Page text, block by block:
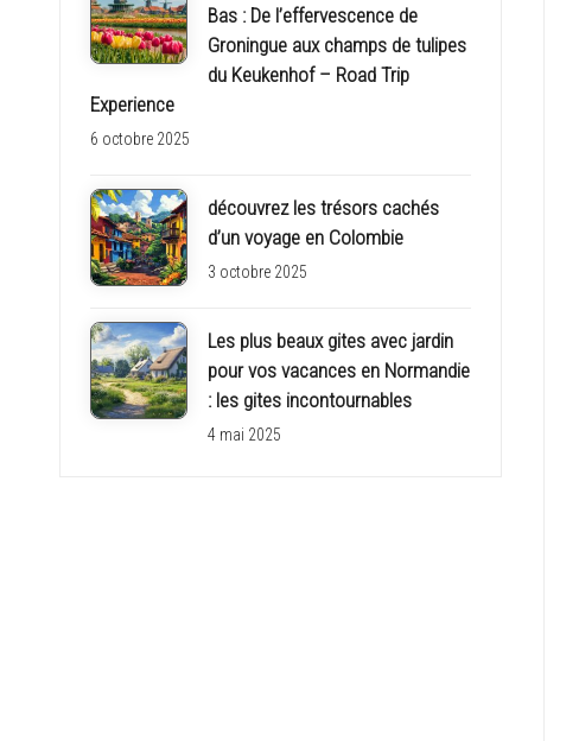
Bas : De l’effervescence de
Groningue aux champs de tulipes
du Keukenhof – Road Trip
Experience
6 octobre 2025
découvrez les trésors cachés
d’un voyage en Colombie
3 octobre 2025
Les plus beaux gites avec jardin
pour vos vacances en Normandie
: les gites incontournables
4 mai 2025